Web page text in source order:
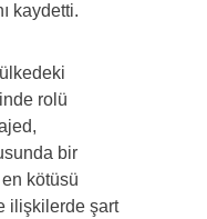
kaydetti.
rolü
bir
kötüsü
ilişkilerde şart